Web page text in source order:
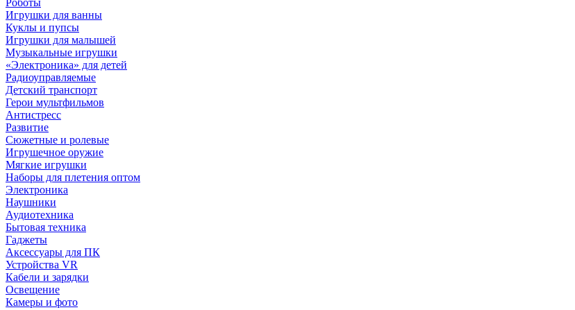
Роботы
Игрушки для ванны
Куклы и пупсы
Игрушки для малышей
Музыкальные игрушки
«Электроника» для детей
Радиоуправляемые
Детский транспорт
Герои мультфильмов
Антистресс
Развитие
Сюжетные и ролевые
Игрушечное оружие
Мягкие игрушки
Наборы для плетения оптом
Электроника
Наушники
Аудиотехника
Бытовая техника
Гаджеты
Аксессуары для ПК
Устройства VR
Кабели и зарядки
Освещение
Камеры и фото